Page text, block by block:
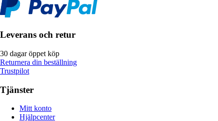
Leverans och retur
30 dagar öppet köp
Returnera din beställning
Trustpilot
Tjänster
Mitt konto
Hjälpcenter